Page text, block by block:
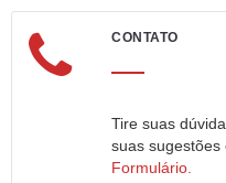
CONTATO
Tire suas
suas
Formulário.